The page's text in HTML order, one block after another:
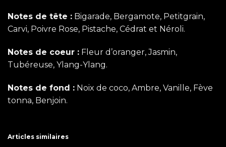
Notes de tête : Bigarade, Bergamote, Petitgrain,
Carvi, Poivre Rose, Pistache, Cédrat et Néroli.
Notes de coeur : Fleur d’oranger, Jasmin,
Tubéreuse, Ylang-Ylang.
Notes de fond : Noix de coco, Ambre, Vanille, Fève
tonna, Benjoin.
Articles similaires